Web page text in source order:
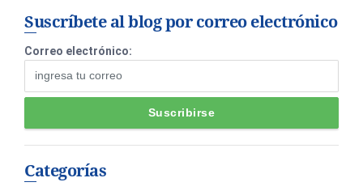
Suscríbete al blog por correo electrónico
Correo electrónico:
Categorías